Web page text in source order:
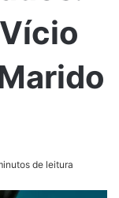
de leitura